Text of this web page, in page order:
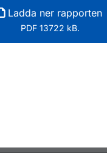
Ladda ner rapporten
PDF 13722 kB.